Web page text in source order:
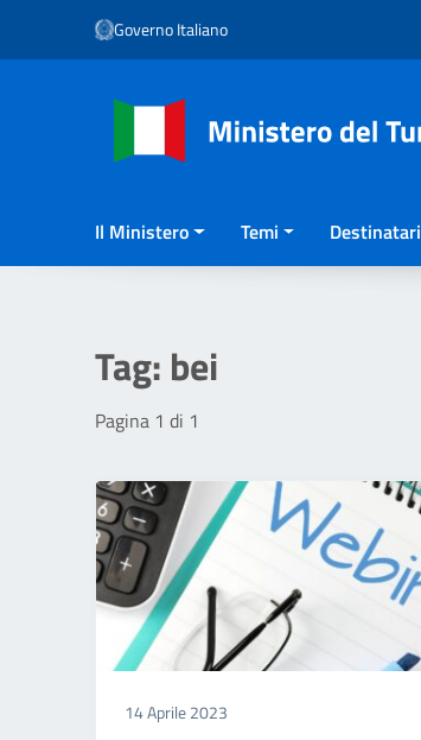
Vai ai contenuti
Vai al menu di navigazione
Governo Italiano
Il Ministero Temi Destinatari
Tag: bei
Pagina 1 di 1
14 Aprile 2023